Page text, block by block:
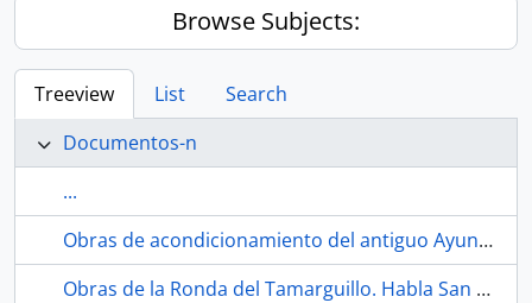
Browse Subjects:
Treeview List
Search
Documentos-n
...
Obras de acondicionamiento del antiguo Ayuntamiento para el local de la Tercera Edad. 1984. Los Corrales (Sevilla, España)
Obras de la Ronda del Tamarguillo. Habla San Diego Television. 1990-12. Sevilla (España).